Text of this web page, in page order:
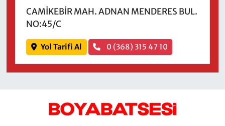
CAMİKEBİR MAH. ADNAN MENDERES BUL.
NO:45/C
Yol Tarifi Al 0 (368) 315 47 10